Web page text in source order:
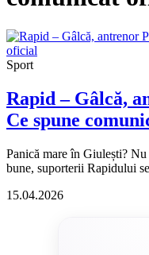
Sport
Rapid – Gâlcă,
Ce spune
Panică mare în Giulești?
bune, suporterii Rapidului
15.04.2026